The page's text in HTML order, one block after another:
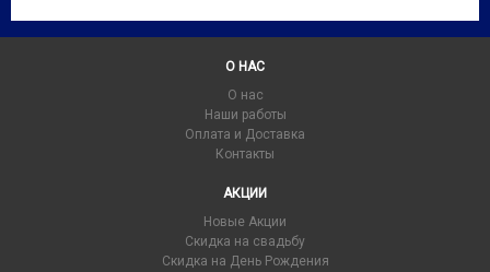
О НАС
О нас
Наши работы
Оплата и Доставка
Контакты
АКЦИИ
Новые Акции
Скидка на свадьбу
Скидка на День Рождения